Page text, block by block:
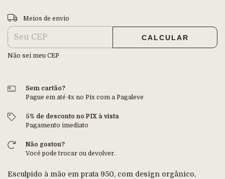
Entregas para o CEP:
Meios de envio
CALCULAR
Não sei meu CEP
Sem cartão?
Pague em até 4x no Pix com a Pagaleve
5% de desconto no PIX à vista
Pagamento imediato
Não gostou?
Você pode trocar ou devolver.
Esculpido à mão em prata 950, com design orgânico,